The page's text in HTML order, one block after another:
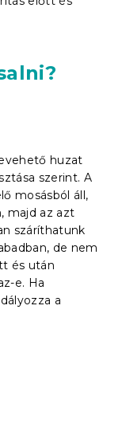
huzat
szerint. A
mosásból áll,
majd az azt
száríthatunk
de nem
és után
e. Ha
a